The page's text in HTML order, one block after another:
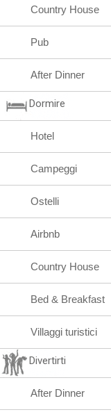
Country House
Pub
After Dinner
Dormire
Hotel
Campeggi
Ostelli
Airbnb
Country House
Bed & Breakfast
Villaggi turistici
Divertirti
After Dinner